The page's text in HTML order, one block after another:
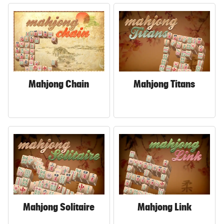
Mahjong Chain Mahjong Titans
Mahjong Solitaire Mahjong Link